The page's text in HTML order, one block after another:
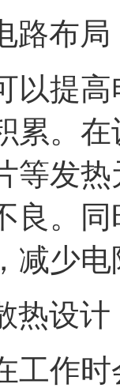
路布局
以提
累。
等发
良。
减少
热设计
工作